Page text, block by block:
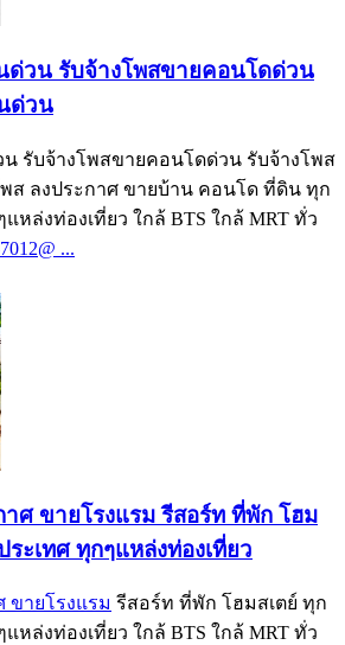
ด่วน รับจ้างโพสขายคอนโดด่วน
ด่วน
รับจ้างโพสขายคอนโดด่วน รับจ้างโพส
ส ลงประกาศ ขายบ้าน คอนโด ที่ดิน ทุก
หล่งท่องเที่ยว ใกล้ BTS ใกล้ MRT ทั่ว
...
าศ ขายโรงแรม รีสอร์ท ที่พัก โฮม
ะเทศ ทุกๆแหล่งท่องเที่ยว
ขายโรงแรม รีสอร์ท ที่พัก โฮมสเตย์ ทุก
หล่งท่องเที่ยว ใกล้ BTS ใกล้ MRT ทั่ว